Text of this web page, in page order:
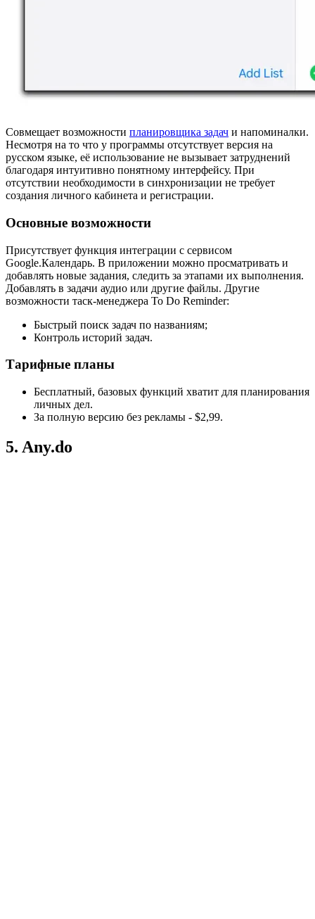
Совмещает возможности планировщика задач и напоминалки.
Несмотря на то что у программы отсутствует версия на
русском языке, её использование не вызывает затруднений
благодаря интуитивно понятному интерфейсу. При
отсутствии необходимости в синхронизации не требует
создания личного кабинета и регистрации.
Основные возможности
Присутствует функция интеграции с сервисом
Google.Календарь. В приложении можно просматривать и
добавлять новые задания, следить за этапами их выполнения.
Добавлять в задачи аудио или другие файлы. Другие
возможности таск-менеджера To Do Reminder:
Быстрый поиск задач по названиям;
Контроль историй задач.
Тарифные планы
Бесплатный, базовых функций хватит для планирования
личных дел.
За полную версию без рекламы - $2,99.
5. Any.do